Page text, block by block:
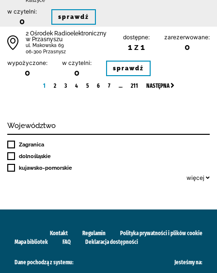
w czytelni:
0 sprawdź
2 Ośrodek Radioelektroniczny
w Przasnyszu
ul. Makowska 69
06-300 Przasnysz
dostępne:
1 z 1
zarezerwowane:
0
wypożyczone:
0
w czytelni:
0 sprawdź
1 2 3 4 5 6 7 … 211 NASTĘPNA
Województwo
Zagranica
dolnośląskie
kujawsko-pomorskie
więcej
Kontakt Regulamin
Polityka prywatności i plików cookie
Mapa bibliotek
FAQ Deklaracja dostępności
Dane pochodzą z systemu: Jesteśmy na: